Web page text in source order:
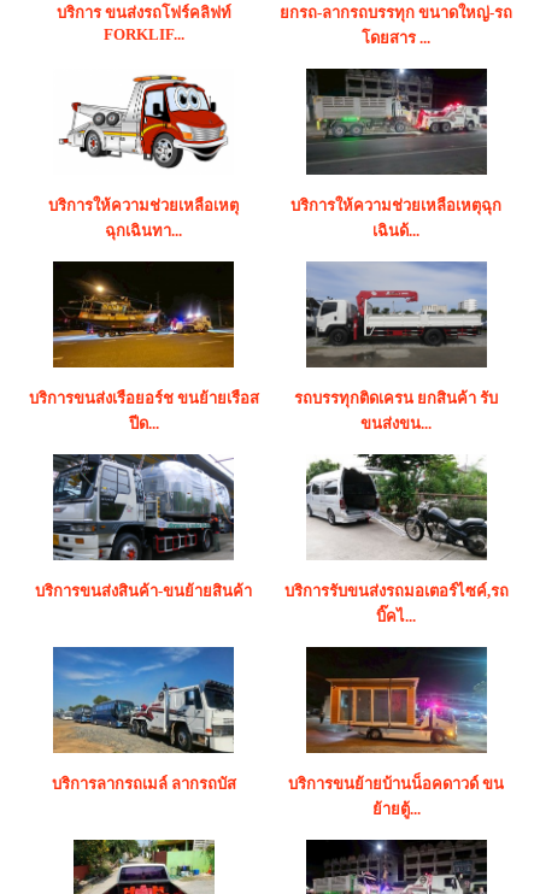
บริการ ขนส่งรถโฟร์คลิฟท์
FORKLIF...
ยกรถ-ลากรถบรรทุก ขนาดใหญ่-รถ
โดยสาร ...
บริการให้ความช่วยเหลือเหตุ
ฉุกเฉินทา...
บริการให้ความช่วยเหลือเหตุฉุก
เฉินด้...
บริการขนส่งเรือยอร์ช ขนย้ายเรือส
ปีด...
รถบรรทุกติดเครน ยกสินค้า รับ
ขนส่งขน...
บริการขนส่งสินค้า-ขนย้ายสินค้า
บริการรับขนส่งรถมอเตอร์ไซค์,รถ
บิ๊คไ...
บริการลากรถเมล์ ลากรถบัส
บริการขนย้ายบ้านน็อคดาวด์ ขน
ย้ายตู้...